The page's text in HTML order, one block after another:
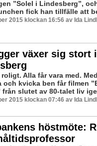
”Solel i Lindesberg”,
fick han tillfälle att
2015 klockan 16:56 av Ida
växer sig stort i
Alla får vara med.
och kvicka ben får filmen
från slutet av 80-talet liv
2015 klockan 07:46 av Ida
höstmöte: